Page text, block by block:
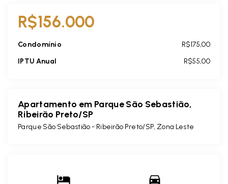
R$156.000
Condomínio
R$175,00
IPTU Anual
R$55,00
Apartamento em Parque São Sebastião,
Ribeirão Preto/SP
Parque São Sebastião - Ribeirão Preto/SP, Zona Leste